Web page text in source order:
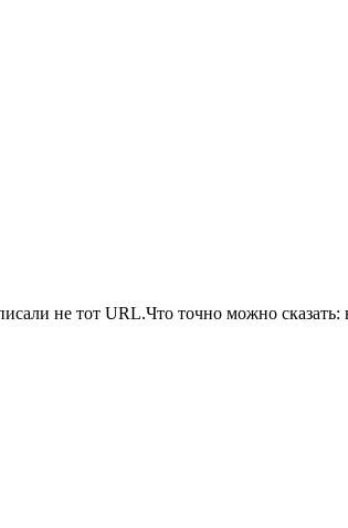
не тот URL.Что точно можно